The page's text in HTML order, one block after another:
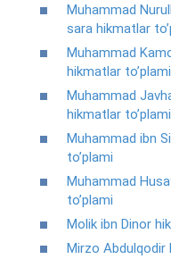
Muhammad
sara hikmatlar
Muhammad
hikmatlar to’plami
Muhammad
hikmatlar to’plami
Muhammad ibn
to’plami
Muhammad
to’plami
Molik ibn Dinor
Mirzo Abdulqodir